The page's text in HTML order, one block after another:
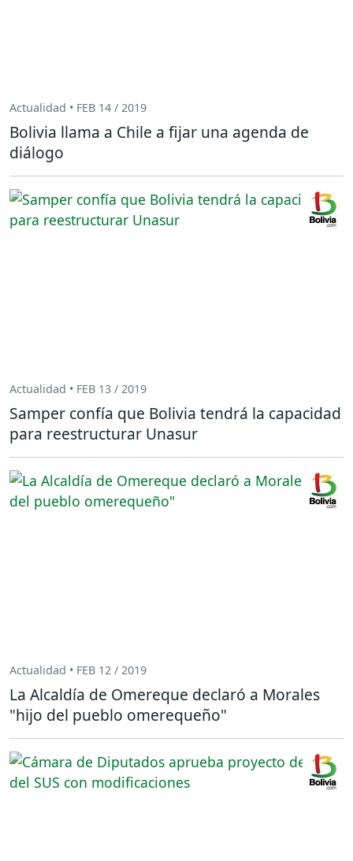
Actualidad • FEB 14 / 2019
Bolivia llama a Chile a fijar una agenda de
diálogo
Actualidad • FEB 13 / 2019
Samper confía que Bolivia tendrá la capacidad
para reestructurar Unasur
Actualidad • FEB 12 / 2019
La Alcaldía de Omereque declaró a Morales
"hijo del pueblo omerequeño"